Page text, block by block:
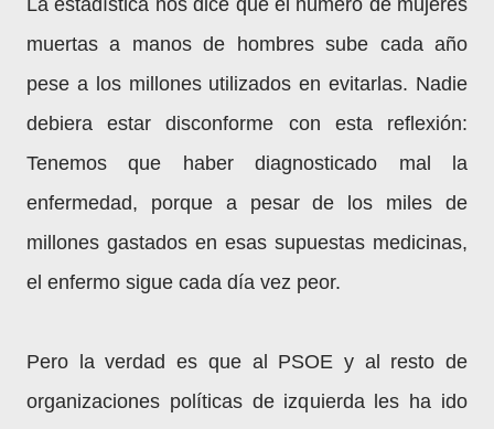
La estadística nos dice que el número de mujeres
muertas a manos de hombres sube cada año
pese a los millones utilizados en evitarlas. Nadie
debiera estar disconforme con esta reflexión:
Tenemos que haber diagnosticado mal la
enfermedad, porque a pesar de los miles de
millones gastados en esas supuestas medicinas,
el enfermo sigue cada día vez peor.
Pero la verdad es que al PSOE y al resto de
organizaciones políticas de izquierda les ha ido